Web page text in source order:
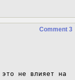
Comment 3
не влияет на